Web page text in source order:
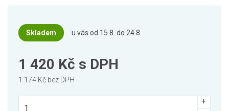
Skladem u vás od 15.8. do 24.8.
1 420 Kč s DPH
1 174 Kč bez DPH